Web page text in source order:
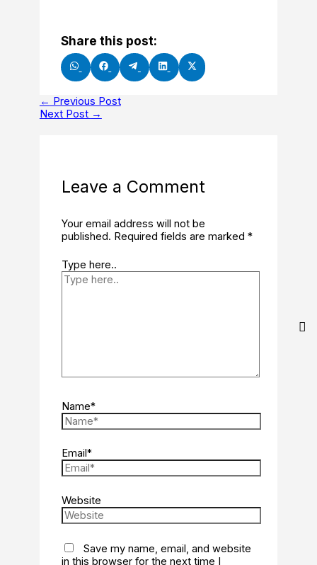
Share this post:
Share
on
WhatsApp
Share
on
Facebook
Share
on
Telegram
Share
on
LinkedIn
Share
on
X
← Previous Post
Next Post →
Leave a Comment
Your email address will not be
published. Required fields are marked*
Type here..
Name*
Email*
Website
Save my name, email, and website
in this browser for the next time I